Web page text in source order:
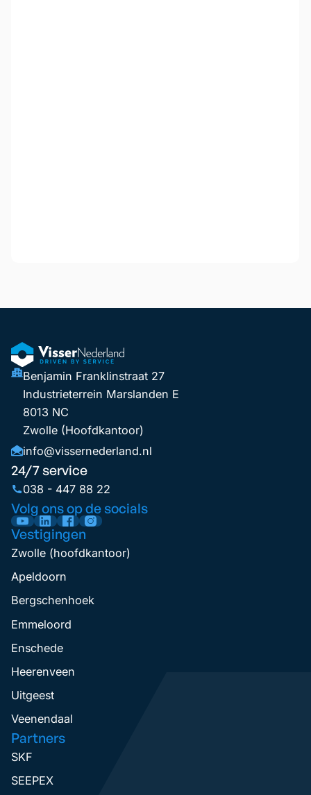
Benjamin Franklinstraat 27
Industrieterrein Marslanden E
8013 NC
Zwolle (Hoofdkantoor)
info@vissernederland.nl
24/7 service
038 - 447 88 22
Volg ons op de socials
Vestigingen
Zwolle (hoofdkantoor)
Apeldoorn
Bergschenhoek
Emmeloord
Enschede
Heerenveen
Uitgeest
Veenendaal
Partners
SKF
SEEPEX